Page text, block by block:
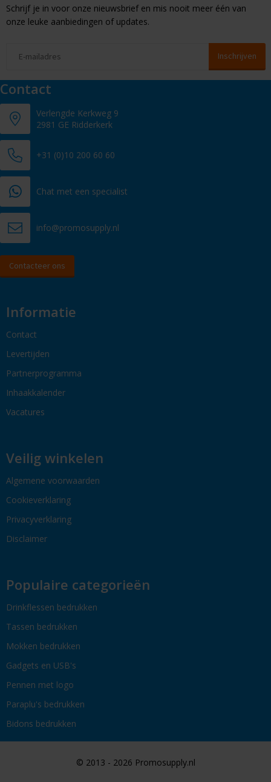
Schrijf je in voor onze nieuwsbrief en mis nooit meer één van
onze leuke aanbiedingen of updates.
Contact
Verlengde Kerkweg 9
2981 GE Ridderkerk
+31 (0)10 200 60 60
Chat met een specialist
info@promosupply.nl
Contacteer ons
Informatie
Contact
Levertijden
Partnerprogramma
Inhaakkalender
Vacatures
Veilig winkelen
Algemene voorwaarden
Cookieverklaring
Privacyverklaring
Disclaimer
Populaire categorieën
Drinkflessen bedrukken
Tassen bedrukken
Mokken bedrukken
Gadgets en USB's
Pennen met logo
Paraplu's bedrukken
Bidons bedrukken
© 2013 - 2026 Promosupply.nl